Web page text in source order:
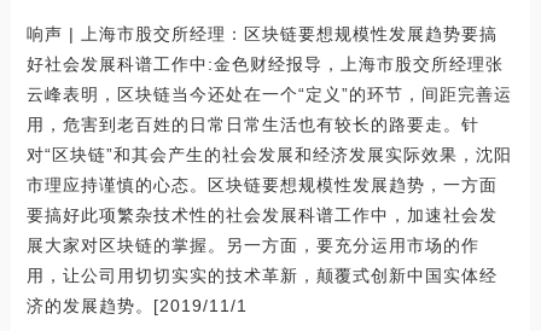
响声 | 上海市股交所经理：区块链要想规模性发展趋势要搞
好社会发展科谱工作中:金色财经报导，上海市股交所经理张
云峰表明，区块链当今还处在一个“定义”的环节，间距完善运
用，危害到老百姓的日常日常生活也有较长的路要走。针
对“区块链”和其会产生的社会发展和经济发展实际效果，沈阳
市理应持谨慎的心态。区块链要想规模性发展趋势，一方面
要搞好此项繁杂技术性的社会发展科谱工作中，加速社会发
展大家对区块链的掌握。另一方面，要充分运用市场的作
用，让公司用切切实实的技术革新，颠覆式创新中国实体经
济的发展趋势。[2019/11/1